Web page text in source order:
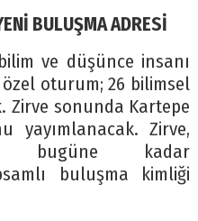
BULUŞMA ADRESİ
ve düşünce insanı
oturum; 26 bilimsel
Zirve sonunda Kartepe
yayımlanacak. Zirve,
bugüne kadar
buluşma kimliği